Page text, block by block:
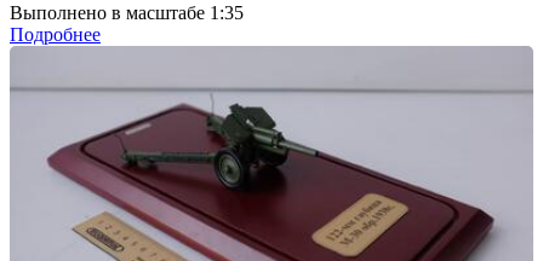
Выполнено в масштабе 1:35
Подробнее